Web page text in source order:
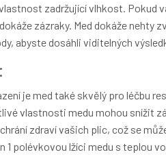
zadržující vlhkost. Pokud
zázraky. Med dokáže nehty
abyste dosáhli viditelných
je med také skvělý pro léčbu
vlastnosti medu mohou snížit
zdraví vašich plic, což se
1 polévkovou lžíci medu s teplou